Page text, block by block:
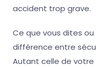
accident trop grave.
Ce que vous dites
différence entre
Autant celle de